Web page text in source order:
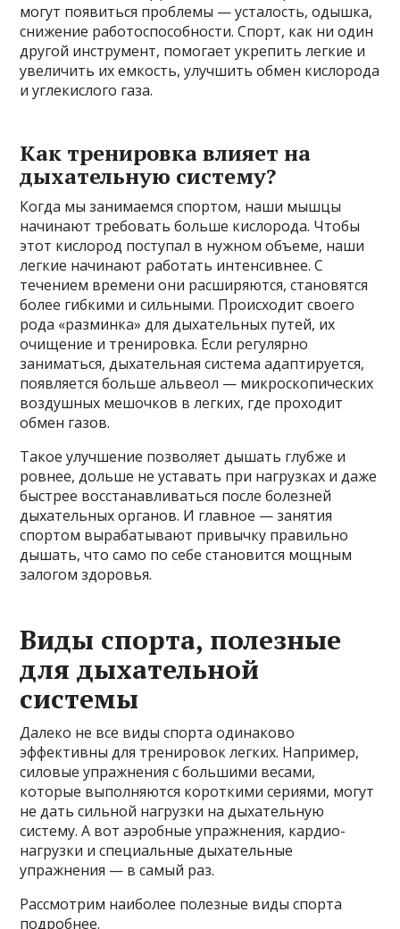
могут появиться проблемы — усталость, одышка,
снижение работоспособности. Спорт, как ни один
другой инструмент, помогает укрепить легкие и
увеличить их емкость, улучшить обмен кислорода
и углекислого газа.
Как тренировка влияет на
дыхательную систему?
Когда мы занимаемся спортом, наши мышцы
начинают требовать больше кислорода. Чтобы
этот кислород поступал в нужном объеме, наши
легкие начинают работать интенсивнее. С
течением времени они расширяются, становятся
более гибкими и сильными. Происходит своего
рода «разминка» для дыхательных путей, их
очищение и тренировка. Если регулярно
заниматься, дыхательная система адаптируется,
появляется больше альвеол — микроскопических
воздушных мешочков в легких, где проходит
обмен газов.
Такое улучшение позволяет дышать глубже и
ровнее, дольше не уставать при нагрузках и даже
быстрее восстанавливаться после болезней
дыхательных органов. И главное — занятия
спортом вырабатывают привычку правильно
дышать, что само по себе становится мощным
залогом здоровья.
Виды спорта, полезные
для дыхательной
системы
Далеко не все виды спорта одинаково
эффективны для тренировок легких. Например,
силовые упражнения с большими весами,
которые выполняются короткими сериями, могут
не дать сильной нагрузки на дыхательную
систему. А вот аэробные упражнения, кардио-
нагрузки и специальные дыхательные
упражнения — в самый раз.
Рассмотрим наиболее полезные виды спорта
подробнее.